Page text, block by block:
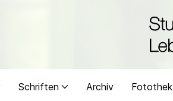
Schriften Archiv Fotothek